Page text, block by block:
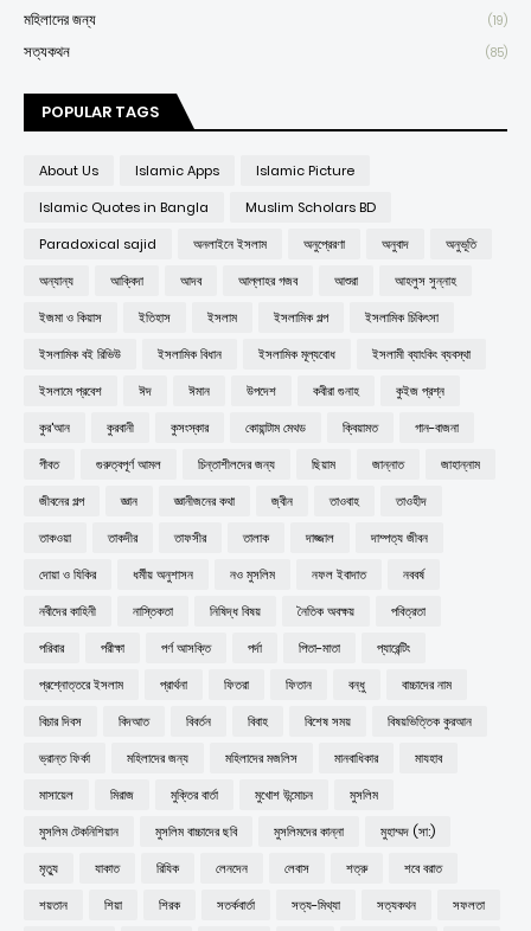
মহিলাদের জন্য (19)
সত্যকথন (85)
POPULAR TAGS
About Us Islamic Apps
Islamic Picture
Islamic Quotes in Bangla
Muslim Scholars BD
Paradoxical sajid
অনলাইনে ইসলাম অনুপ্রেরণা অনুবাদ
অনুভূতি
অন্যান্য
আক্বিদা আদব আল্লাহর গজব আশুরা
আহলুস সুন্নাহ
ইজমা ও কিয়াস
ইতিহাস ইসলাম ইসলামিক গল্প
ইসলামিক চিকিৎসা
ইসলামিক বই রিভিউ
ইসলামিক বিধান ইসলামিক মূল্যবোধ
ইসলামী ব্যাংকিং ব্যবস্থা
ইসলামে প্রবেশ
ঈদ ঈমান উপদেশ কবীরা গুনাহ
কুইজ প্রশ্ন
কুর'আন
কুরবানী কুসংস্কার কোয়ান্টাম মেথড ক্বিয়ামত
গান-বাজনা
গীবত
গুরুত্বপূর্ণ আমল চিন্তাশীলদের জন্য ছিয়াম জান্নাত
জাহান্নাম
জীবনের গল্প
জ্ঞান জ্ঞানীজনের কথা জ্বীন তাওবাহ
তাওহীদ
তাকওয়া
তাকদীর তাফসীর তালাক দাজ্জাল
দাম্পত্য জীবন
দোয়া ও যিকির
ধর্মীয় অনুশাসন নও মুসলিম নফল ইবাদাত
নববর্ষ
নবীদের কাহিনী
নাস্তিকতা নিষিদ্ধ বিষয় নৈতিক অবক্ষয়
পবিত্রতা
পরিবার
পরীক্ষা পর্ণ আসক্তি পর্দা পিতা-মাতা
প্যারেন্টিং
প্রশ্নোত্তরে ইসলাম
প্রার্থনা ফিতরা ফিতান বন্ধু
বাচ্চাদের নাম
বিচার দিবস
বিদআত বিবর্তন বিবাহ বিশেষ সময়
বিষয়ভিত্তিক কুরআন
ভ্রান্ত ফির্কা
মহিলাদের জন্য মহিলাদের মজলিস মানবাধিকার
মাযহাব
মাসায়েল
মিরাজ মুক্তির বার্তা মুখোশ উন্মোচন
মুসলিম
মুসলিম টেকনিশিয়ান
মুসলিম বাচ্চাদের ছবি মুসলিমদের কান্না
মুহাম্মদ (সা:)
মৃত্যু
যাকাত রিযিক লেনদেন লেবাস শত্রু
শবে বরাত
শয়তান
শিয়া শিরক সতর্কবার্তা সত্য-মিথ্যা সত্যকথন
সফলতা